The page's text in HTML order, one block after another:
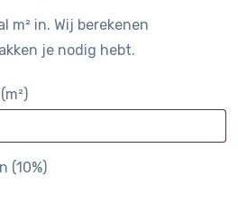
m² in. Wij berekenen
je nodig hebt.
(10%)